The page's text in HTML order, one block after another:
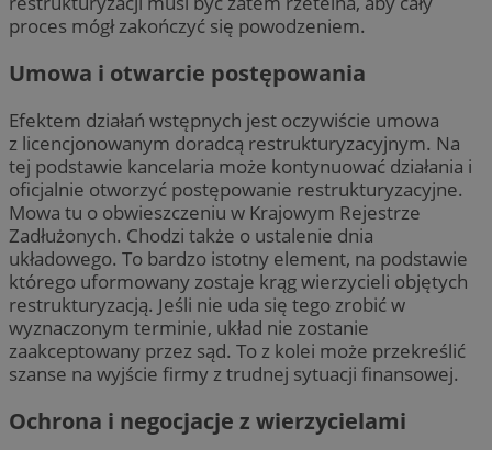
proces mógł zakończyć się powodzeniem.
Umowa i otwarcie postępowania
Efektem działań wstępnych jest oczywiście umowa
z licencjonowanym doradcą restrukturyzacyjnym. Na
tej podstawie kancelaria może kontynuować działania i
oficjalnie otworzyć postępowanie restrukturyzacyjne.
Mowa tu o obwieszczeniu w Krajowym Rejestrze
Zadłużonych. Chodzi także o ustalenie dnia
układowego. To bardzo istotny element, na podstawie
którego uformowany zostaje krąg wierzycieli objętych
restrukturyzacją. Jeśli nie uda się tego zrobić w
wyznaczonym terminie, układ nie zostanie
zaakceptowany przez sąd. To z kolei może przekreślić
szanse na wyjście firmy z trudnej sytuacji finansowej.
Ochrona i negocjacje z wierzycielami